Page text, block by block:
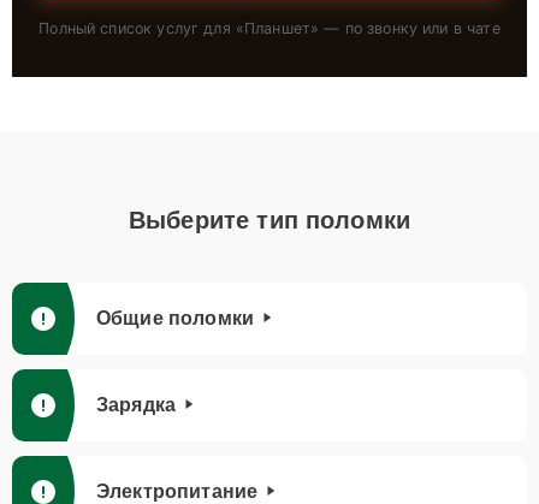
Полный список услуг для «Планшет» — по звонку или в чате
Выберите тип поломки
Общие поломки
Зарядка
Электропитание